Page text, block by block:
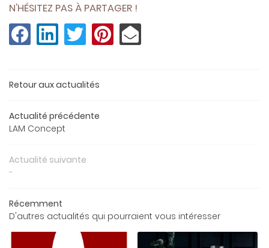
NOS VINS
N'HÉSITEZ PAS À PARTAGER !
Retour aux actualités
Actualité précédente
LAM Concept
Actualité suivante
-
Récemment
D'autres actualités qui pourraient vous intéresser